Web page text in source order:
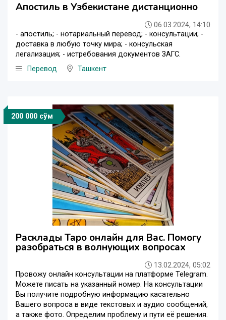
Апостиль в Узбекистане дистанционно
06.03.2024, 14:10
- апостиль; - нотариальный перевод; - консультации; -
доставка в любую точку мира; - консульская
легализация; - истребования документов ЗАГС.
Перевод
Ташкент
200 000 сўм
Расклады Таро онлайн для Вас. Помогу
разобраться в волнующих вопросах
13.02.2024, 05:02
Провожу онлайн консультации на платформе Telegram.
Можете писать на указанный номер. На консультации
Вы получите подробную информацию касательно
Вашего вопроса в виде текстовых и аудио сообщений,
а также фото. Определим проблему и пути её решения.